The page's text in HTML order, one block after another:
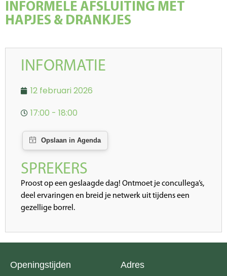
INFORMELE AFSLUITING MET
HAPJES & DRANKJES
INFORMATIE
12 februari 2026
17:00 - 18:00
SPREKERS
Proost op een geslaagde dag! Ontmoet je concullega’s,
deel ervaringen en breid je netwerk uit tijdens een
gezellige borrel.
Openingstijden Adres